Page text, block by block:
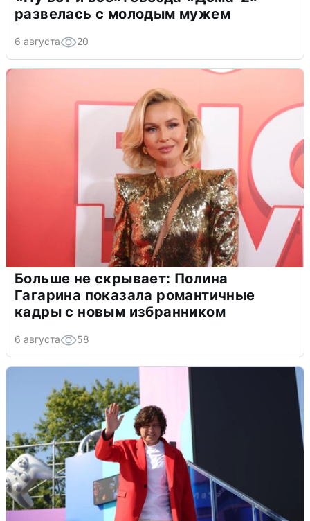
развелась с молодым мужем
6 августа 20
Больше не скрывает: Полина
Гагарина показала романтичные
кадры с новым избранником
6 августа 58